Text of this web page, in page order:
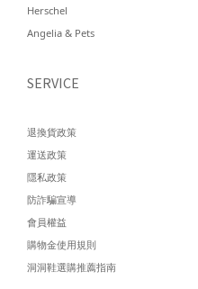
Herschel
Angelia & Pets
SERVICE
退換貨政策
運送政策
隱私政策
防詐騙宣導
會員權益
購物金使用規則
洞洞鞋選購推薦指南